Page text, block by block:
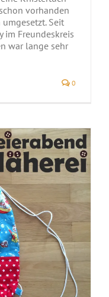
vorhanden
Seit
im Freundeskreis
war lange sehr
0